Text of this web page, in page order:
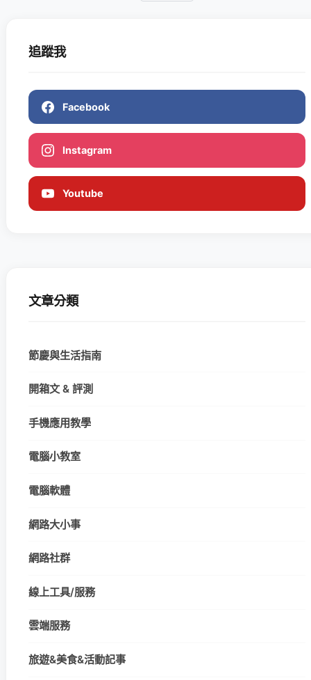
追蹤我
Facebook
Instagram
Youtube
文章分類
節慶與生活指南
開箱文 & 評測
手機應用教學
電腦小教室
電腦軟體
網路大小事
網路社群
線上工具/服務
雲端服務
旅遊&美食&活動記事